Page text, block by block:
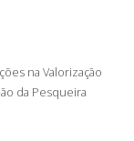
na Valorização
da Pesqueira